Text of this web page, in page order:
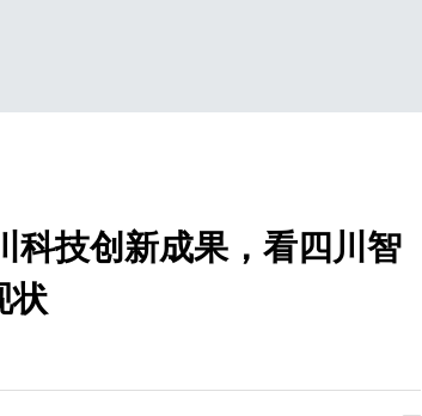
科技创新成果，看四川智
状